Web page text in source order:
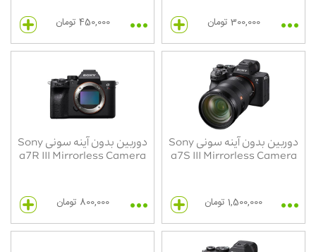
300,000 تومان 450,000 تومان
دوربین بدون آینه سونی Sony
a7S III Mirrorless Camera
1,500,000 تومان
دوربین بدون آینه سونی Sony
a7R III Mirrorless Camera
800,000 تومان